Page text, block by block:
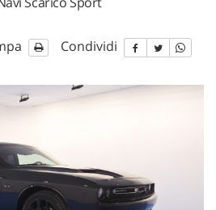
Condividi